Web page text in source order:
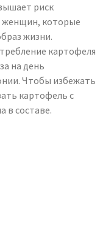
риск
женщин, которые
жизни.
картофеля
на день
Чтобы избежать
картофель с
в составе.